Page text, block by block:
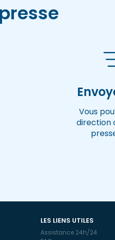
Vous
direction
LES LIENS UTILES
Assistance 24h/24